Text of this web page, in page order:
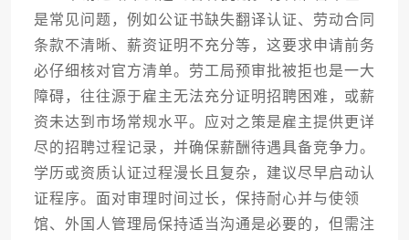
是常见问题，例如公证书缺失翻译认证、劳动合同
条款不清晰、薪资证明不充分等，这要求申请前务
必仔细核对官方清单。劳工局预审批被拒也是一大
障碍，往往源于雇主无法充分证明招聘困难，或薪
资未达到市场常规水平。应对之策是雇主提供更详
尽的招聘过程记录，并确保薪酬待遇具备竞争力。
学历或资质认证过程漫长且复杂，建议尽早启动认
证程序。面对审理时间过长，保持耐心并与使领
馆、外国人管理局保持适当沟通是必要的，但需注